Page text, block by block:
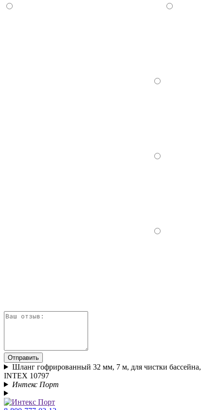
Отправить
Шланг гофрированный 32 мм, 7 м, для чистки бассейна,
INTEX 10797
Интекс Порт